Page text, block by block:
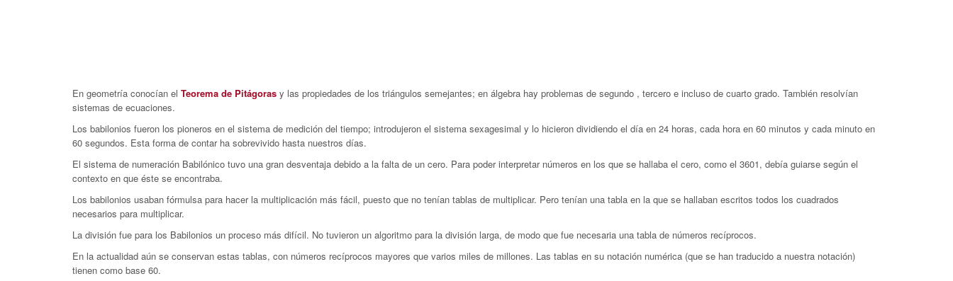
En geometría conocían el Teorema de Pitágoras y las propiedades de los triángulos semejantes; en álgebra hay problemas de segundo , tercero e incluso de cuarto grado. También resolvían
sistemas de ecuaciones.
Los babilonios fueron los pioneros en el sistema de medición del tiempo; introdujeron el sistema sexagesimal y lo hicieron dividiendo el día en 24 horas, cada hora en 60 minutos y cada minuto en
60 segundos. Esta forma de contar ha sobrevivido hasta nuestros días.
El sistema de numeración Babilónico tuvo una gran desventaja debido a la falta de un cero. Para poder interpretar números en los que se hallaba el cero, como el 3601, debía guiarse según el
contexto en que éste se encontraba.
Los babilonios usaban fórmulsa para hacer la multiplicación más fácil, puesto que no tenían tablas de multiplicar. Pero tenían una tabla en la que se hallaban escritos todos los cuadrados
necesarios para multiplicar.
La división fue para los Babilonios un proceso más difícil. No tuvieron un algoritmo para la división larga, de modo que fue necesaria una tabla de números recíprocos.
En la actualidad aún se conservan estas tablas, con números recíprocos mayores que varios miles de millones. Las tablas en su notación numérica (que se han traducido a nuestra notación)
tienen como base 60.